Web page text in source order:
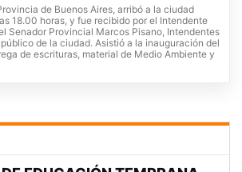
de Buenos Aires, arribó a la ciudad
18.00 horas, y fue recibido por el Intendente
Senador Provincial Marcos Pisano, Intendentes
de la ciudad. Asistió a la inauguración del
de escrituras, material de Medio Ambiente y